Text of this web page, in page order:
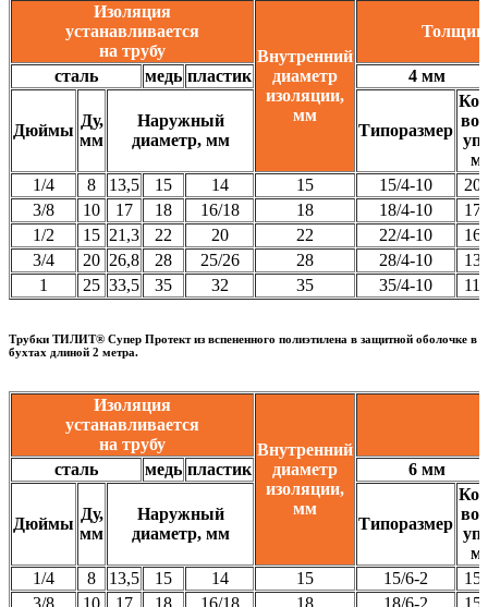
Изоляция
устанавливается
на трубу
Внутренний
диаметр
изоляции,
мм
сталь медь пластик 4 мм
Дюймы
Ду,
мм
Наружный
диаметр, мм
Типоразмер
во
м
1/4
8 13,5 15 14 15 15/4-10
3/8
10 17 18 16/18 18 18/4-10
1/2
15 21,3 22 20 22 22/4-10
3/4
20 26,8 28 25/26 28 28/4-10
1
25 33,5 35 32 35 35/4-10 110
Трубки ТИЛИТ® Супер Протект из вспененного полиэтилена в защитной оболочке в
бухтах длиной 2 метра.
Изоляция
устанавливается
на трубу
Внутренний
диаметр
изоляции,
мм
сталь медь пластик 6 мм
Дюймы
Ду,
мм
Наружный
диаметр, мм
Типоразмер
во
м
1/4
8 13,5 15 14 15 15/6-2
3/8
10 17 18 16/18 18 18/6-2